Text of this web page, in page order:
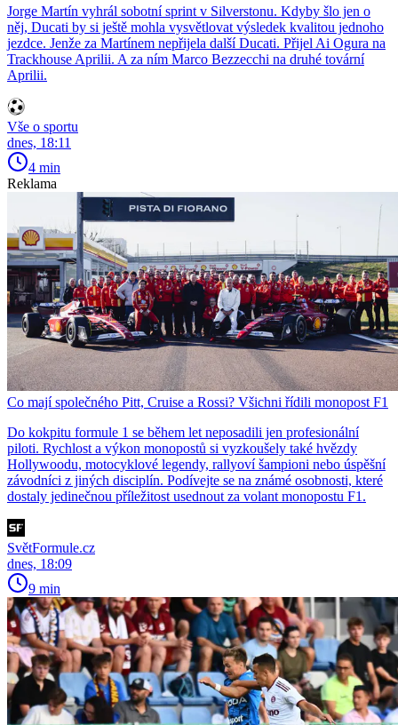
Jorge Martín vyhrál sobotní sprint v Silverstonu. Kdyby šlo jen o
něj, Ducati by si ještě mohla vysvětlovat výsledek kvalitou jednoho
jezdce. Jenže za Martínem nepřijela další Ducati. Přijel Ai Ogura na
Trackhouse Aprilii. A za ním Marco Bezzecchi na druhé tovární
Aprilii.
Vše o sportu
dnes, 18:11
4 min
Reklama
Co mají společného Pitt, Cruise a Rossi? Všichni řídili monopost F1
Do kokpitu formule 1 se během let neposadili jen profesionální
piloti. Rychlost a výkon monopostů si vyzkoušely také hvězdy
Hollywoodu, motocyklové legendy, rallyoví šampioni nebo úspěšní
závodníci z jiných disciplín. Podívejte se na známé osobnosti, které
dostaly jedinečnou příležitost usednout za volant monopostu F1.
SvětFormule.cz
dnes, 18:09
9 min